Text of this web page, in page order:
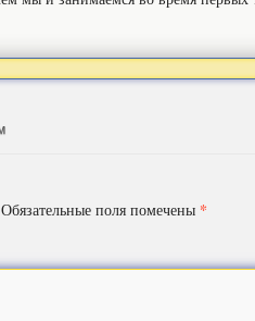
Обязательные поля помечены *